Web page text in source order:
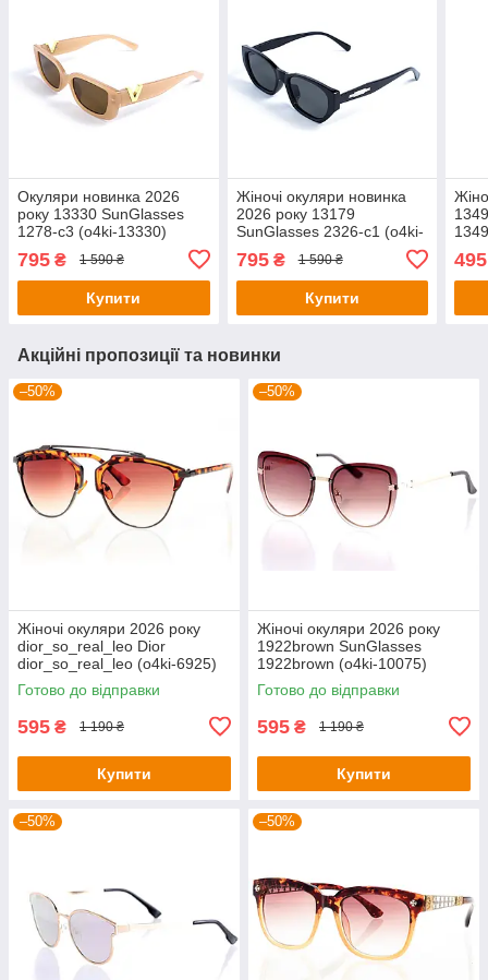
Окуляри новинка 2026
року 13330 SunGlasses
1278-c3 (o4ki-13330)
795 ₴ 1 590 ₴
Купити
Жіночі окуляри новинка
2026 року 13179
SunGlasses 2326-c1 (o4ki-
795₴ 1 590 ₴
Купити
495
Акційні пропозиції та новинки
–50%
Жіночі окуляри 2026 року
dior_so_real_leo Dior
dior_so_real_leo (o4ki-6925)
Готово до відправки
595 ₴ 1 190 ₴
Купити
–50%
Жіночі окуляри 2026 року
1922brown SunGlasses
1922brown (o4ki-10075)
Готово до відправки
595 ₴ 1 190 ₴
Купити
–50% –50%